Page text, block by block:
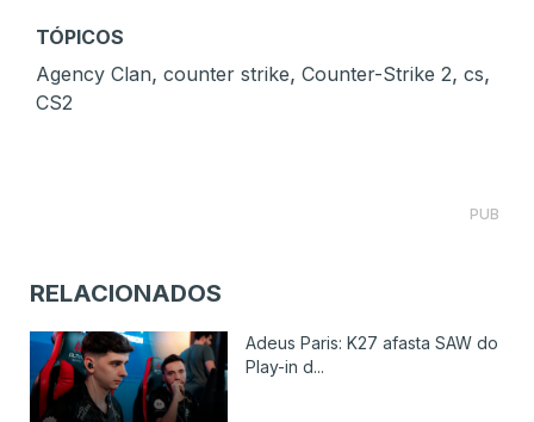
TÓPICOS
Agency Clan, counter strike, Counter-Strike 2, cs,
CS2
PUB
RELACIONADOS
Adeus Paris: K27 afasta SAW do
Play-in d...